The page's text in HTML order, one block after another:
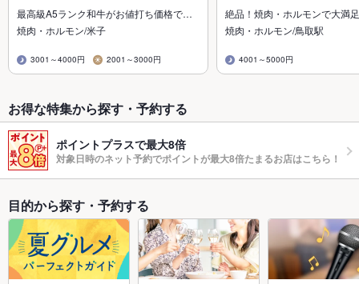
最高級A5ランク和牛がお値打ち価格で…
焼肉・ホルモン/米子
3001～4000円 2001～3000円
絶品！焼肉・ホルモンで大満
焼肉・ホルモン/鳥取駅
4001～5000円
お得な特集から探す・予約する
ポイントプラスで最大8倍
対象日時のネット予約でポイントが最大8倍たまるお店はこちら！
目的から探す・予約する